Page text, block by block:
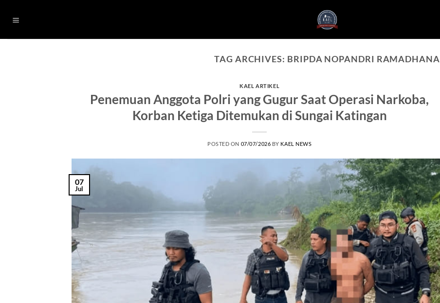
TAG ARCHIVES: BRIPDA NOPANDRI RAMADHANA
KAEL ARTIKEL
Penemuan Anggota Polri yang Gugur Saat Operasi Narkoba,
Korban Ketiga Ditemukan di Sungai Katingan
POSTED ON 07/07/2026 BY KAEL NEWS
07
Jul